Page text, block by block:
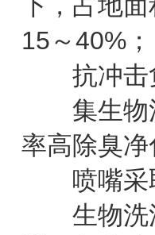
15～40%；
抗冲击
集生物洗
率高除臭
喷嘴采
生物洗涤